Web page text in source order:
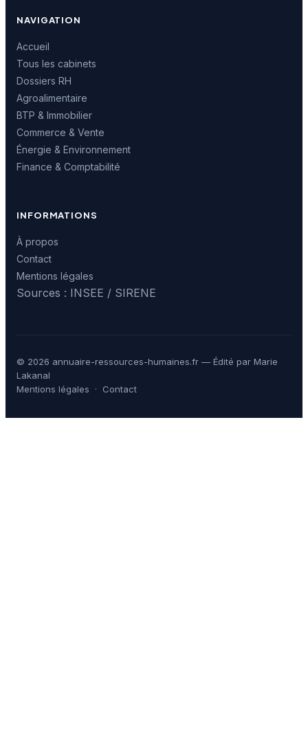
NAVIGATION
Accueil
Tous les cabinets
Dossiers RH
Agroalimentaire
BTP & Immobilier
Commerce & Vente
Énergie & Environnement
Finance & Comptabilité
INFORMATIONS
À propos
Contact
Mentions légales
Sources : INSEE / SIRENE
© 2026 annuaire-ressources-humaines.fr — Édité par Marie
Lakanal
Mentions légales · Contact